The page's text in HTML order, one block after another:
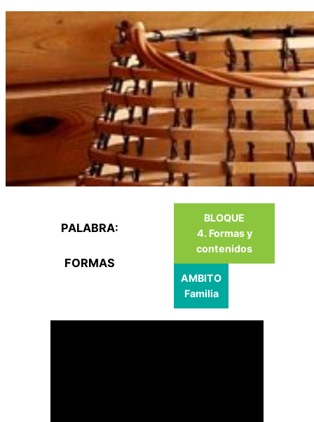
contenido
PALABRA:
FORMAS
BLOQUE
4. Formas y
contenidos
AMBITO
Familia